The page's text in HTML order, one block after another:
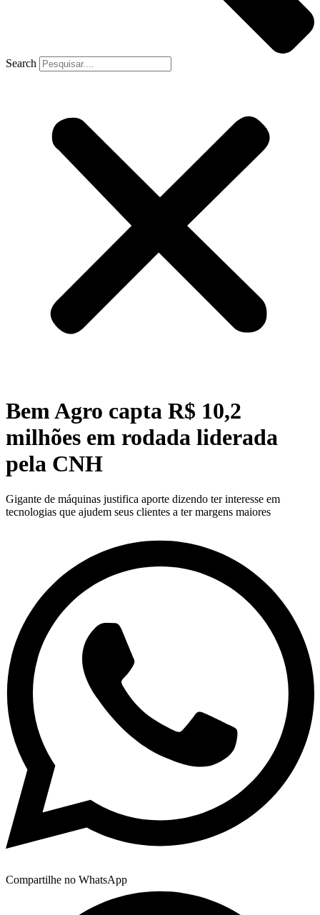
Search
Bem Agro capta R$ 10,2
milhões em rodada liderada
pela CNH
Gigante de máquinas justifica aporte dizendo ter interesse em
tecnologias que ajudem seus clientes a ter margens maiores
Compartilhe no WhatsApp